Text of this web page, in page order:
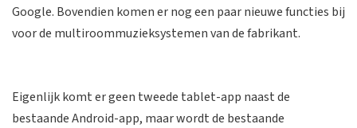
Google. Bovendien komen er nog een paar nieuwe functies bij
voor de multiroommuzieksystemen van de fabrikant.
Eigenlijk komt er geen tweede tablet-app naast de
bestaande Android-app, maar wordt de bestaande